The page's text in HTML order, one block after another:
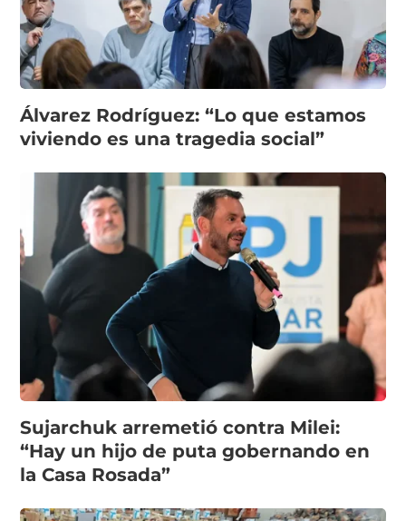
Álvarez Rodríguez: “Lo que estamos
viviendo es una tragedia social”
Sujarchuk arremetió contra Milei:
“Hay un hijo de puta gobernando en
la Casa Rosada”